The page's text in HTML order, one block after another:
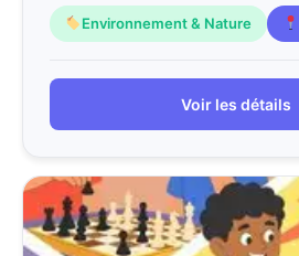
Environnement & Nature
Voir les détails